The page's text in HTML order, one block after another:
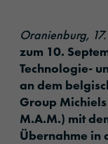
Oranienburg,
zum 10.
Technologie-
an dem
Group
M.A.M.) mit
Übernahme in